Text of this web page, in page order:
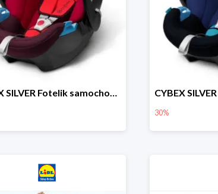
CYBEX SILVER Fotelik samochodowy
30%